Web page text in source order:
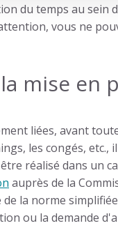
du temps au
vous ne
mise en
liées, avant
les congés,
réalisé dans un
auprès de la
la norme
ou la demande